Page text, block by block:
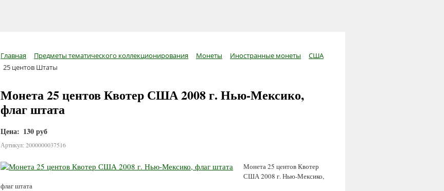
Главная Предметы тематического коллекционирования Монеты Иностранные монеты
США
25 центов Штаты
Монета 25 центов Квотер США 2008 г. Нью-Мексико,
флаг штата
Цена: 130 руб
Артикул: 2000000037516
Монета 25 центов Квотер
США 2008 г. Нью-Мексико,
флаг штата